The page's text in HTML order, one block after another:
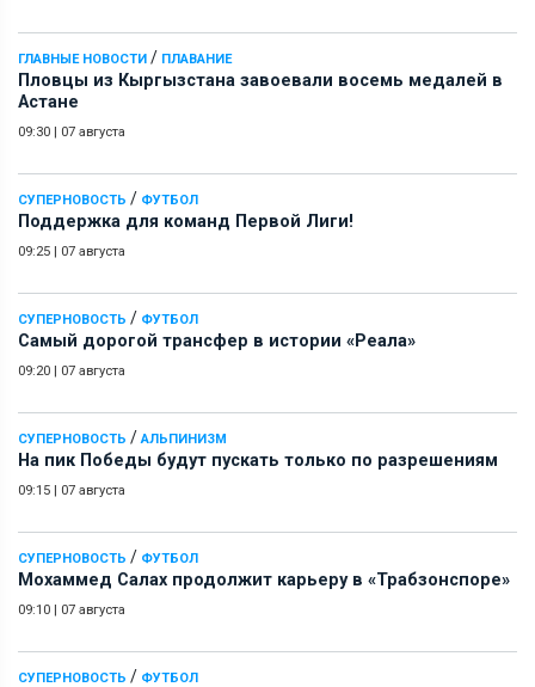
ГЛАВНЫЕ НОВОСТИ / ПЛАВАНИЕ
Пловцы из Кыргызстана завоевали восемь медалей в
Астане
09:30 | 07 августа
СУПЕРНОВОСТЬ / ФУТБОЛ
Поддержка для команд Первой Лиги!
09:25 | 07 августа
СУПЕРНОВОСТЬ / ФУТБОЛ
Самый дорогой трансфер в истории «Реала»
09:20 | 07 августа
СУПЕРНОВОСТЬ / АЛЬПИНИЗМ
На пик Победы будут пускать только по разрешениям
09:15 | 07 августа
СУПЕРНОВОСТЬ / ФУТБОЛ
Мохаммед Салах продолжит карьеру в «Трабзонспоре»
09:10 | 07 августа
СУПЕРНОВОСТЬ / ФУТБОЛ